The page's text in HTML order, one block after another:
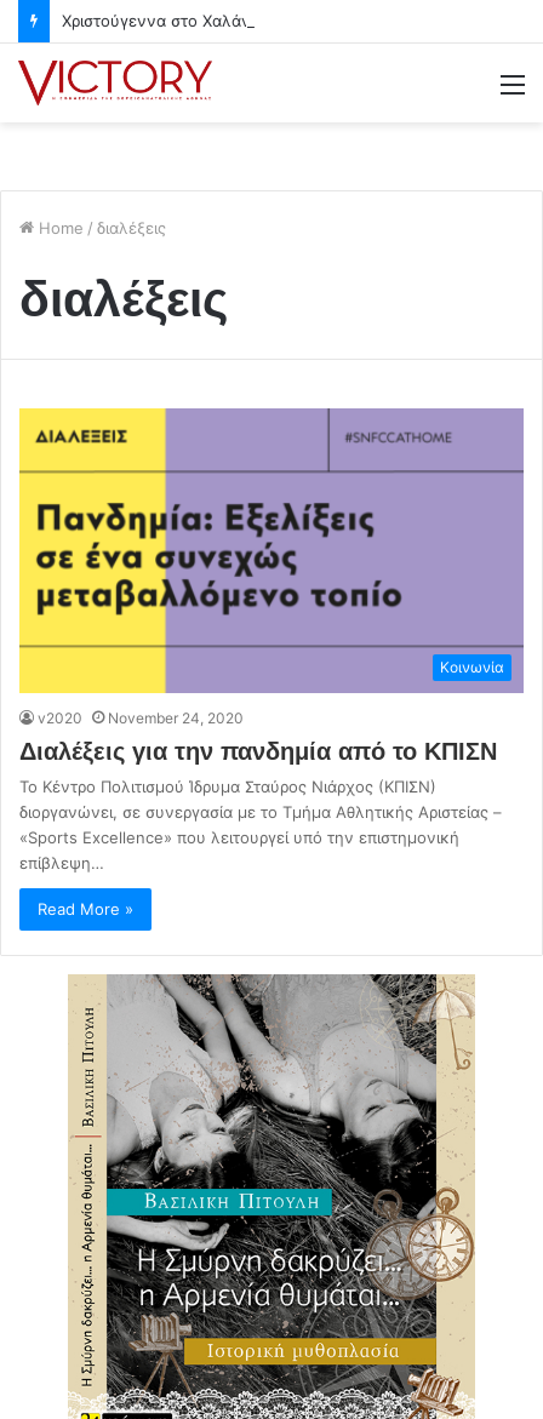
Home / διαλέξεις
διαλέξεις
Κοινωνία
v2020 November 24, 2020
Διαλέξεις για την πανδημία από το ΚΠΙΣΝ
Το Κέντρο Πολιτισμού Ίδρυμα Σταύρος Νιάρχος (ΚΠΙΣΝ)
διοργανώνει, σε συνεργασία με το Τμήμα Αθλητικής Αριστείας –
«Sports Excellence» που λειτουργεί υπό την επιστημονική
επίβλεψη…
Read More »